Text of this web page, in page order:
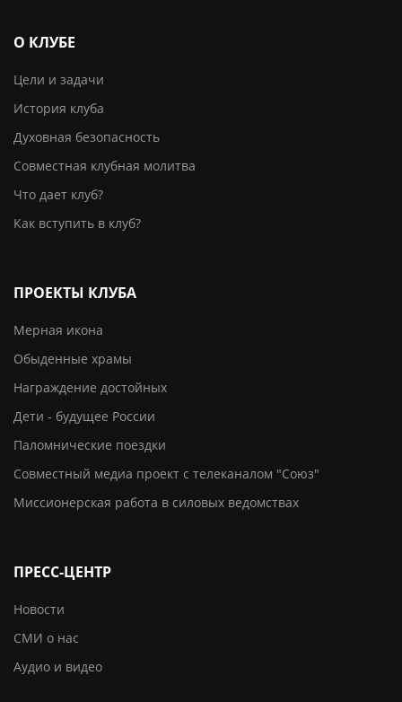
О КЛУБЕ
Цели и задачи
История клуба
Духовная безопасность
Совместная клубная молитва
Что дает клуб?
Как вступить в клуб?
ПРОЕКТЫ КЛУБА
Мерная икона
Обыденные храмы
Награждение достойных
Дети - будущее России
Паломнические поездки
Совместный медиа проект с телеканалом "Союз"
Миссионерская работа в силовых ведомствах
ПРЕСС-ЦЕНТР
Новости
СМИ о нас
Аудио и видео